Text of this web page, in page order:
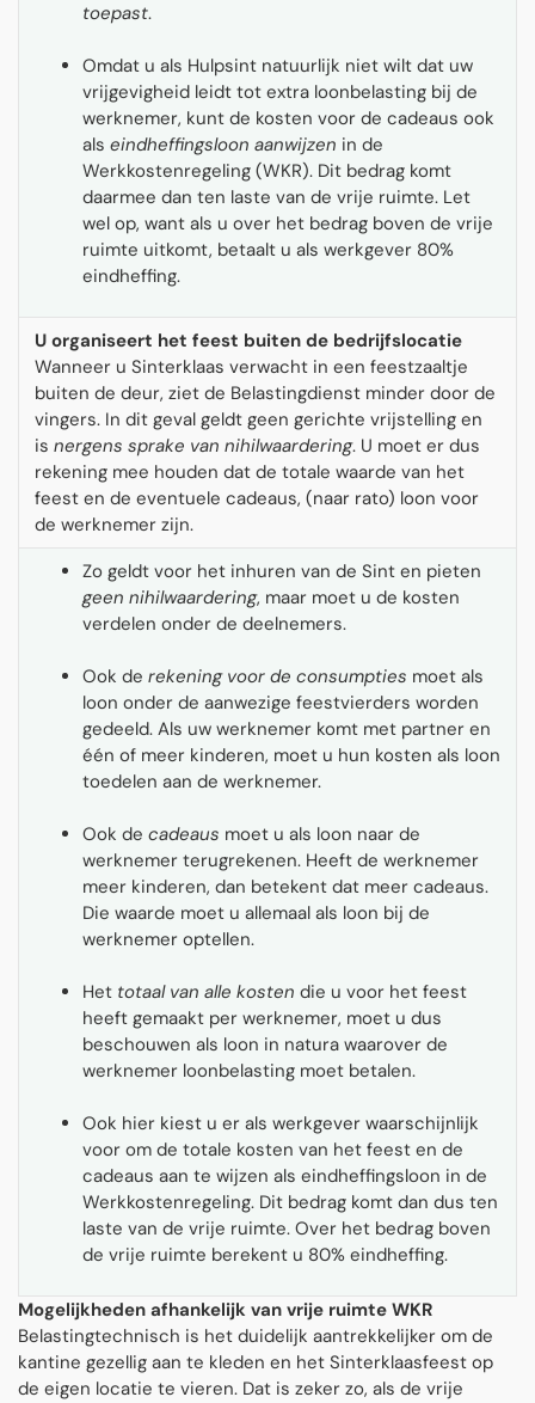
toepast.
Omdat u als Hulpsint natuurlijk niet wilt dat uw
vrijgevigheid leidt tot extra loonbelasting bij de
werknemer, kunt de kosten voor de cadeaus ook
als eindheffingsloon aanwijzen in de
Werkkostenregeling (WKR). Dit bedrag komt
daarmee dan ten laste van de vrije ruimte. Let
wel op, want als u over het bedrag boven de vrije
ruimte uitkomt, betaalt u als werkgever 80%
eindheffing.
U organiseert het feest buiten de bedrijfslocatie
Wanneer u Sinterklaas verwacht in een feestzaaltje
buiten de deur, ziet de Belastingdienst minder door de
vingers. In dit geval geldt geen gerichte vrijstelling en
is nergens sprake van nihilwaardering. U moet er dus
rekening mee houden dat de totale waarde van het
feest en de eventuele cadeaus, (naar rato) loon voor
de werknemer zijn.
Zo geldt voor het inhuren van de Sint en pieten
geen nihilwaardering, maar moet u de kosten
verdelen onder de deelnemers.
Ook de rekening voor de consumpties moet als
loon onder de aanwezige feestvierders worden
gedeeld. Als uw werknemer komt met partner en
één of meer kinderen, moet u hun kosten als loon
toedelen aan de werknemer.
Ook de cadeaus moet u als loon naar de
werknemer terugrekenen. Heeft de werknemer
meer kinderen, dan betekent dat meer cadeaus.
Die waarde moet u allemaal als loon bij de
werknemer optellen.
Het totaal van alle kosten die u voor het feest
heeft gemaakt per werknemer, moet u dus
beschouwen als loon in natura waarover de
werknemer loonbelasting moet betalen.
Ook hier kiest u er als werkgever waarschijnlijk
voor om de totale kosten van het feest en de
cadeaus aan te wijzen als eindheffingsloon in de
Werkkostenregeling. Dit bedrag komt dan dus ten
laste van de vrije ruimte. Over het bedrag boven
de vrije ruimte berekent u 80% eindheffing.
Mogelijkheden afhankelijk van vrije ruimte WKR
Belastingtechnisch is het duidelijk aantrekkelijker om de
kantine gezellig aan te kleden en het Sinterklaasfeest op
de eigen locatie te vieren. Dat is zeker zo, als de vrije